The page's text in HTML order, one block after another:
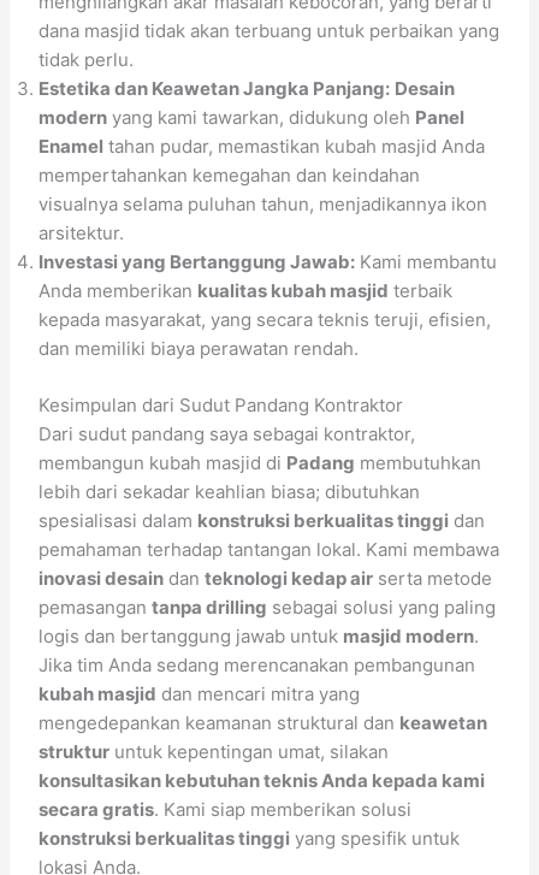
dana masjid tidak akan terbuang untuk perbaikan yang
tidak perlu.
Estetika dan Keawetan Jangka Panjang: Desain
modern yang kami tawarkan, didukung oleh Panel
Enamel tahan pudar, memastikan kubah masjid Anda
mempertahankan kemegahan dan keindahan
visualnya selama puluhan tahun, menjadikannya ikon
arsitektur.
Investasi yang Bertanggung Jawab: Kami membantu
Anda memberikan kualitas kubah masjid terbaik
kepada masyarakat, yang secara teknis teruji, efisien,
dan memiliki biaya perawatan rendah.
Kesimpulan dari Sudut Pandang Kontraktor
Dari sudut pandang saya sebagai kontraktor,
membangun kubah masjid di Padang membutuhkan
lebih dari sekadar keahlian biasa; dibutuhkan
spesialisasi dalam konstruksi berkualitas tinggi dan
pemahaman terhadap tantangan lokal. Kami membawa
inovasi desain danteknologi kedap air serta metode
pemasangantanpa drilling sebagai solusi yang paling
logis dan bertanggung jawab untuk masjid modern.
Jika tim Anda sedang merencanakan pembangunan
kubah masjid dan mencari mitra yang
mengedepankan keamanan struktural dan keawetan
struktur untuk kepentingan umat, silakan
konsultasikan kebutuhan teknis Anda kepada kami
secara gratis. Kami siap memberikan solusi
konstruksi berkualitas tinggi yang spesifik untuk
lokasi Anda.